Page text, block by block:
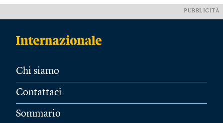
PUBBLICITÀ
Chi siamo
Contattaci
Sommario